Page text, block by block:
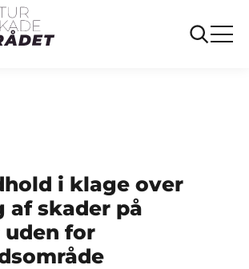
Ikke medhold i klage over afvisning af skader
på ejendom uden for stormflodsområde
i klage over
af skader på
for